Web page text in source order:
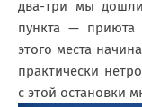
два-три мы
пункта — приюта
этого места
практически
с этой остановки